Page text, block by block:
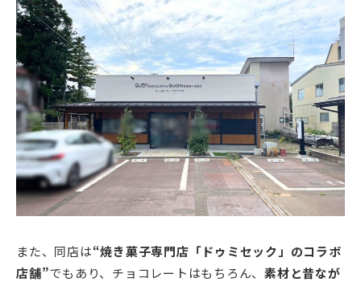
また、同店は“焼き菓子専門店「ドゥミセック」のコラボ
店舗”でもあり、チョコレートはもちろん、 素材と昔なが